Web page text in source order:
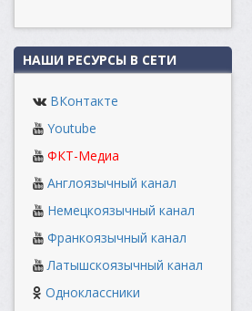
НАШИ РЕСУРСЫ В СЕТИ
ВКонтакте
Youtube
ФКТ-Медиа
Англоязычный канал
Немецкоязычный канал
Франкоязычный канал
Латышскоязычный канал
Одноклассники